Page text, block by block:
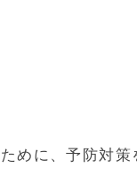
めに、予防対策